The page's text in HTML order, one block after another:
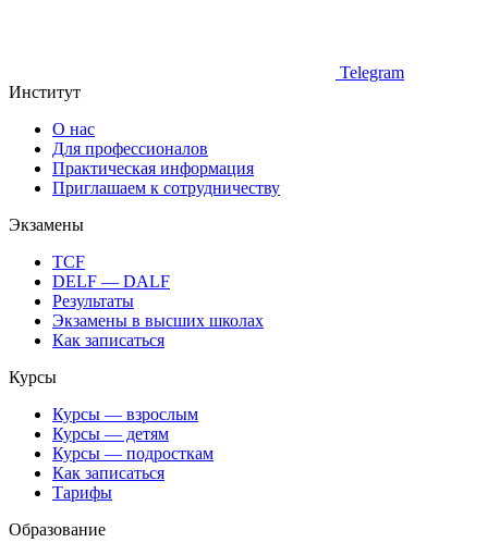
Telegram
Институт
О нас
Для профессионалов
Практическая информация
Приглашаем к сотрудничеству
Экзамены
TCF
DELF — DALF
Результаты
Экзамены в высших школах
Как записаться
Курсы
Курсы — взрослым
Курсы — детям
Курсы — подросткам
Как записаться
Тарифы
Образование